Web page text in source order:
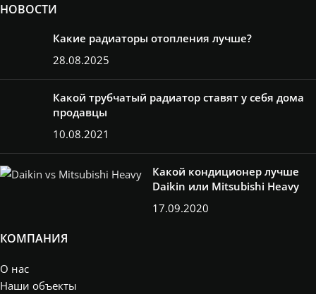
НОВОСТИ
Какие радиаторы отопления лучше?
28.08.2025
Какой трубчатый радиатор ставят у себя дома
продавцы
10.08.2021
Какой кондиционер лучше
Daikin или Mitsubishi Heavy
17.09.2020
КОМПАНИЯ
О нас
Наши объекты